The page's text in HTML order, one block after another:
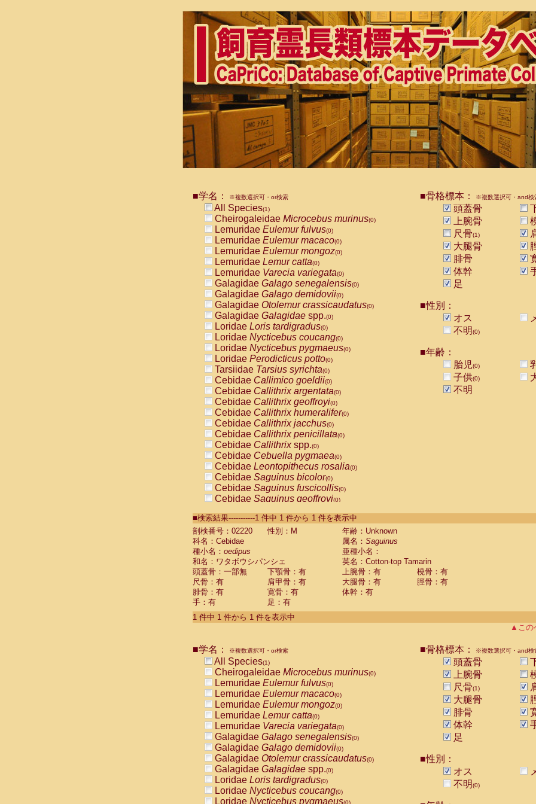
■学名： ※複数選択可・or検索
All Species(1)
Cheirogaleidae Microcebus murinus(0)
Lemuridae Eulemur fulvus(0)
Lemuridae Eulemur macaco(0)
Lemuridae Eulemur mongoz(0)
Lemuridae Lemur catta(0)
Lemuridae Varecia variegata(0)
Galagidae Galago senegalensis(0)
Galagidae Galago demidovii(0)
Galagidae Otolemur crassicaudatus(0)
Galagidae Galagidae spp.(0)
Loridae Loris tardigradus(0)
Loridae Nycticebus coucang(0)
Loridae Nycticebus pygmaeus(0)
Loridae Perodicticus potto(0)
Tarsiidae Tarsius syrichta(0)
Cebidae Callimico goeldii(0)
Cebidae Callithrix argentata(0)
Cebidae Callithrix geoffroyi(0)
Cebidae Callithrix humeralifer(0)
Cebidae Callithrix jacchus(0)
Cebidae Callithrix penicillata(0)
Cebidae Callithrixspp.(0)
Cebidae Cebuella pygmaea(0)
Cebidae Leontopithecus rosalia(0)
Cebidae Saguinus bicolor(0)
Cebidae Saguinus fuscicollis(0)
Cebidae Saguinus geoffroyi(0)
CebidaeSaguinus labiatus(0)
Cebidae Saguinus leucopus (0)
Cebidae
Cebidae
CebidaeSaguinus nigricollis (0)
Cebidae Saguinus oedipus
Cebidae Saguinus weddelli
Cebidae Saguinusspp.
Cebidae Aotus trivirgatus
Cebidae Cebus albifrons
CebidaeCebus nigrivittatus
CebidaeCebus
CebidaeSaimiri boliviensis(0)
CebidaeSaimiri sciureus(0)
AtelidaeAlouatta caraya(0)
AtelidaeAlouatta fusca(0)
AtelidaeAlouatta seniculus
AtelidaeAlouattaspp.(0)
AtelidaeAteles belzebuth(0)
AtelidaeAteles geoffroyi(0)
AtelidaeAteles paniscus(0)
AtelidaeAtelesspp.(0)
Atelidae Lagothrix lagothricha
AtelidaeLagothrix lagothricha cana
PitheciidaeCacajao calvus rubicundus
■骨格標本： ※複数選択可・and検
頭蓋骨
上腕骨
尺骨(1)
大腿骨
腓骨
体幹
足
■性別：
オス
不明(0)
■年齢：
胎児(0)
子供(0)
不明
■検索結果-----------1 件中 1 件から 1 件を表示中
剖検番号：02220
性別：M
年齢：Unknown
科名：Cebidae
属名： Saguinus
種小名： oedipus
亜種小名：
和名：ワタボウシパンシェ
英名：Cotton-top Tamarin
頭蓋骨：一部無
下顎骨：有 上腕骨：有
橈骨：有
尺骨：有
肩甲骨：有 大腿骨：有
脛骨：有
腓骨：有
寛骨：有
体幹：有
手：有
足：有
1 件中 1 件から 1 件を表示中
▲この
■学名： ※複数選択可・or検索
All Species(1)
Cheirogaleidae Microcebus murinus(0)
Lemuridae Eulemur fulvus(0)
Lemuridae Eulemur macaco(0)
Lemuridae Eulemur mongoz(0)
Lemuridae Lemur catta(0)
Lemuridae Varecia variegata(0)
Galagidae Galago senegalensis(0)
Galagidae Galago demidovii(0)
Galagidae Otolemur crassicaudatus(0)
Galagidae Galagidae spp.(0)
Loridae Loris tardigradus(0)
Loridae Nycticebus coucang(0)
Loridae Nycticebus pygmaeus(0)
■骨格標本： ※複数選択可・and検
頭蓋骨
上腕骨
尺骨(1)
大腿骨
腓骨
体幹
足
■性別：
オス
不明(0)